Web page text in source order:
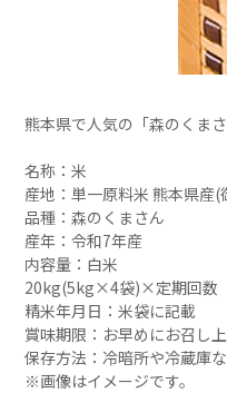
熊本県で人気の「森のくま
名称：米
産地：単一原料米 熊本県産(
品種：森のくまさん
産年：令和7年産
内容量：白米
20kg(5kg×4袋)×定期回数
精米年月日：米袋に記載
賞味期限：お早めにお召し上
保存方法：冷暗所や冷蔵庫
※画像はイメージです。